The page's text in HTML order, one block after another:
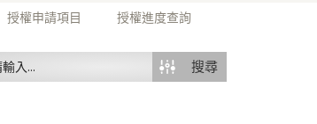
授權申請項目 授權進度查詢
搜尋